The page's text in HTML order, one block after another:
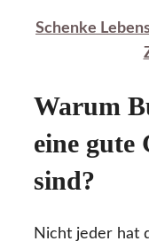
Schenke
Warum
eine gute
sind?
Nicht jeder hat